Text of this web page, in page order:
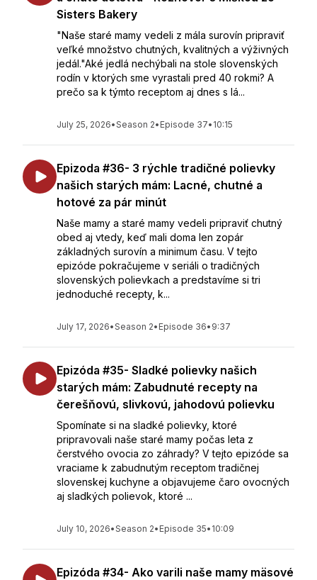
Sisters Bakery
"Naše staré mamy vedeli z mála surovín pripraviť
veľké množstvo chutných, kvalitných a výživných
jedál."Aké jedlá nechýbali na stole slovenských
rodín v ktorých sme vyrastali pred 40 rokmi? A
prečo sa k týmto receptom aj dnes s lá...
July 25, 2026•Season 2• Episode 37• 10:15
Epizoda #36- 3 rýchle tradičné polievky
našich starých mám: Lacné, chutné a
hotové za pár minút
Naše mamy a staré mamy vedeli pripraviť chutný
obed aj vtedy, keď mali doma len zopár
základných surovín a minimum času. V tejto
epizóde pokračujeme v seriáli o tradičných
slovenských polievkach a predstavíme si tri
jednoduché recepty, k...
July 17, 2026•Season 2• Episode 36• 9:37
Epizóda #35- Sladké polievky našich
starých mám: Zabudnuté recepty na
čerešňovú, slivkovú, jahodovú polievku
Spomínate si na sladké polievky, ktoré
pripravovali naše staré mamy počas leta z
čerstvého ovocia zo záhrady? V tejto epizóde sa
vraciame k zabudnutým receptom tradičnej
slovenskej kuchyne a objavujeme čaro ovocných
aj sladkých polievok, ktoré ...
July 10, 2026•Season 2• Episode 35• 10:09
Epizóda #34- Ako varili naše mamy mäsové